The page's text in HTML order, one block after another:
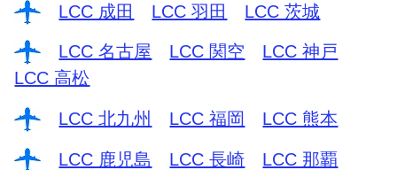
LCC 成田 LCC 羽田 LCC 茨城
LCC 名古屋 LCC 関空
LCC 神戸
LCC 高松
LCC 北九州 LCC 福岡 LCC 熊本
LCC 鹿児島 LCC 長崎
LCC 那覇